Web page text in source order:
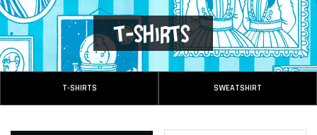
T-Shirts
T-SHIRTS SWEATSHIRT